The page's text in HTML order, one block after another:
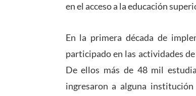
en el acceso a la educación
En la primera década de
participado en las actividades
De ellos más de 48 mil
ingresaron a alguna